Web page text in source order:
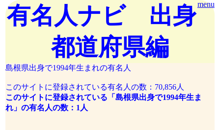
menu
有名人ナビ 出身
都道府県編
島根県出身で1994年生まれの有名人
このサイトに登録されている有名人の数：70,856人
このサイトに登録されている「島根県出身で1994年生ま
れ」の有名人の数：1人